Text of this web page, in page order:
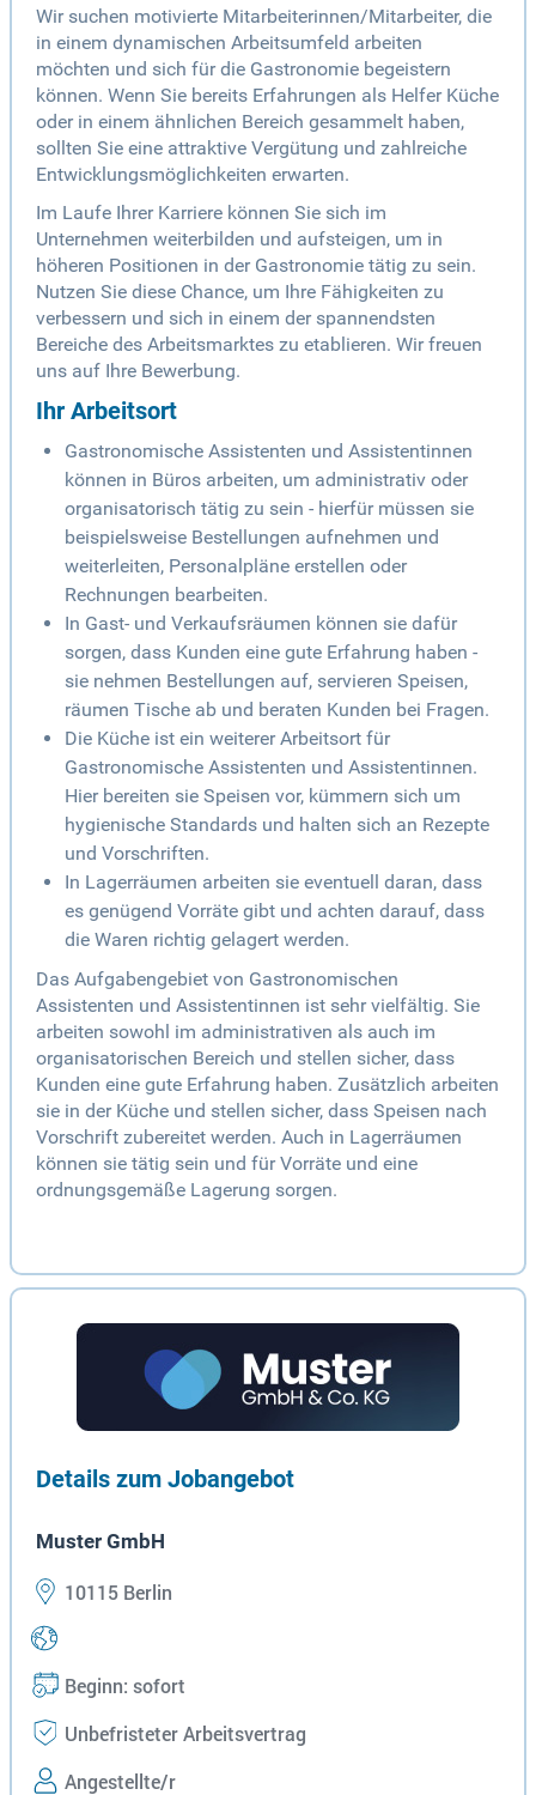
Wir suchen motivierte Mitarbeiterinnen/Mitarbeiter, die
in einem dynamischen Arbeitsumfeld arbeiten
möchten und sich für die Gastronomie begeistern
können. Wenn Sie bereits Erfahrungen als Helfer Küche
oder in einem ähnlichen Bereich gesammelt haben,
sollten Sie eine attraktive Vergütung und zahlreiche
Entwicklungsmöglichkeiten erwarten.
Im Laufe Ihrer Karriere können Sie sich im
Unternehmen weiterbilden und aufsteigen, um in
höheren Positionen in der Gastronomie tätig zu sein.
Nutzen Sie diese Chance, um Ihre Fähigkeiten zu
verbessern und sich in einem der spannendsten
Bereiche des Arbeitsmarktes zu etablieren. Wir freuen
uns auf Ihre Bewerbung.
Ihr Arbeitsort
Gastronomische Assistenten und Assistentinnen
können in Büros arbeiten, um administrativ oder
organisatorisch tätig zu sein - hierfür müssen sie
beispielsweise Bestellungen aufnehmen und
weiterleiten, Personalpläne erstellen oder
Rechnungen bearbeiten.
In Gast- und Verkaufsräumen können sie dafür
sorgen, dass Kunden eine gute Erfahrung haben -
sie nehmen Bestellungen auf, servieren Speisen,
räumen Tische ab und beraten Kunden bei Fragen.
Die Küche ist ein weiterer Arbeitsort für
Gastronomische Assistenten und Assistentinnen.
Hier bereiten sie Speisen vor, kümmern sich um
hygienische Standards und halten sich an Rezepte
und Vorschriften.
In Lagerräumen arbeiten sie eventuell daran, dass
es genügend Vorräte gibt und achten darauf, dass
die Waren richtig gelagert werden.
Das Aufgabengebiet von Gastronomischen
Assistenten und Assistentinnen ist sehr vielfältig. Sie
arbeiten sowohl im administrativen als auch im
organisatorischen Bereich und stellen sicher, dass
Kunden eine gute Erfahrung haben. Zusätzlich arbeiten
sie in der Küche und stellen sicher, dass Speisen nach
Vorschrift zubereitet werden. Auch in Lagerräumen
können sie tätig sein und für Vorräte und eine
ordnungsgemäße Lagerung sorgen.
Details zum Jobangebot
Muster GmbH
10115 Berlin
Beginn: sofort
Unbefristeter Arbeitsvertrag
Angestellte/r